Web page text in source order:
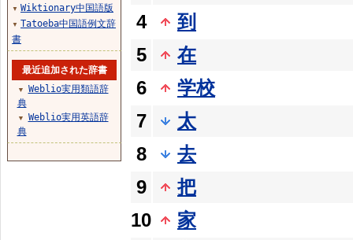
4
到
5
在
6
学校
7
太
8
去
9
把
10
家
▼ Wiktionary中国語版
▼ Tatoeba中国語例文辞
書
最近追加された辞書
▼
Weblio実用類語辞
典
▼
Weblio実用英語辞
典